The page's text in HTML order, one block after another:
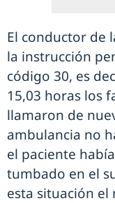
El conductor de
la instrucción
código 30, es
15,03 horas los
llamaron de
ambulancia no
el paciente
tumbado en el
esta situación el